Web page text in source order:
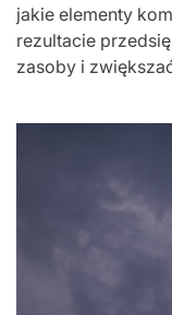
jakie elementy
rezultacie
zasoby i